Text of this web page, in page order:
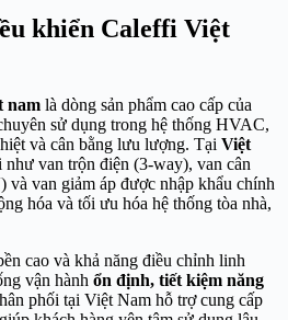
khiển Caleffi Việt
nam là dòng sản phẩm cao cấp của
sử dụng trong hệ thống HVAC,
và cân bằng lưu lượng. Tại Việt
van trộn điện (3‑way), van cân
và van giảm áp được nhập khẩu chính
hóa và tối ưu hóa hệ thống tòa nhà,
cao và khả năng điều chỉnh linh
vận hành ổn định, tiết kiệm năng
phối tại Việt Nam hỗ trợ cung cấp